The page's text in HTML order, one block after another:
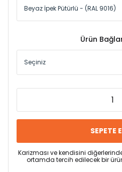
Ürün
SEPETE
Karizması ve kendisini
ortamda tercih edilecek bir